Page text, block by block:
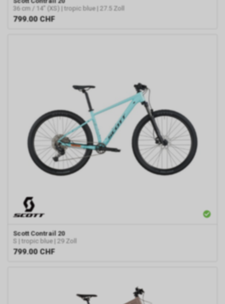
36 cm / 14" (XS) | tropic blue | 27.5 Zoll
799.00 CHF
Scott Contrail 20
S | tropic blue | 29 Zoll
799.00 CHF